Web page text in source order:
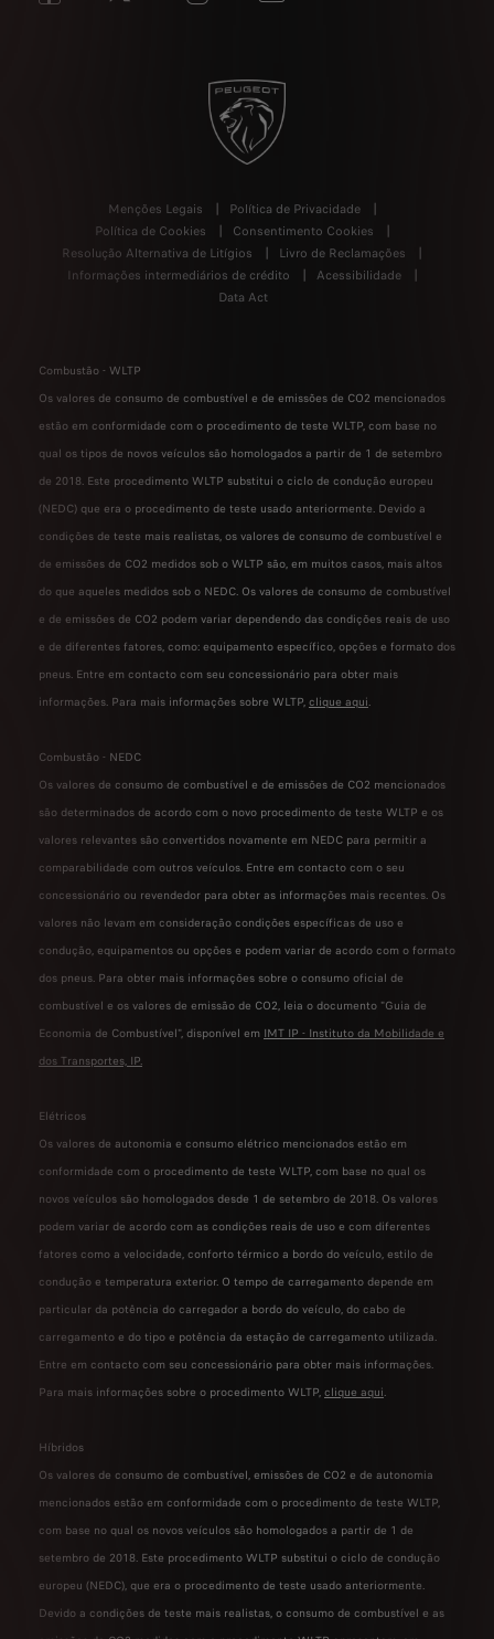
Menções Legais
Política de Privacidade
Política de Cookies
Consentimento Cookies
Resolução Alternativa de Litígios
Livro de Reclamações
Informações intermediários de crédito
Acessibilidade
Data Act
Combustão - WLTP
Os valores de consumo de combustível e de emissões de CO2 mencionados
estão em conformidade com o procedimento de teste WLTP, com base no
qual os tipos de novos veículos são homologados a partir de 1 de setembro
de 2018. Este procedimento WLTP substitui o ciclo de condução europeu
(NEDC) que era o procedimento de teste usado anteriormente. Devido a
condições de teste mais realistas, os valores de consumo de combustível e
de emissões de CO2 medidos sob o WLTP são, em muitos casos, mais altos
do que aqueles medidos sob o NEDC. Os valores de consumo de combustível
e de emissões de CO2 podem variar dependendo das condições reais de uso
e de diferentes fatores, como: equipamento específico, opções e formato dos
pneus. Entre em contacto com seu concessionário para obter mais
informações. Para mais informações sobre WLTP, clique aqui.
Combustão - NEDC
Os valores de consumo de combustível e de emissões de CO2 mencionados
são determinados de acordo com o novo procedimento de teste WLTP e os
valores relevantes são convertidos novamente em NEDC para permitir a
comparabilidade com outros veículos. Entre em contacto com o seu
concessionário ou revendedor para obter as informações mais recentes. Os
valores não levam em consideração condições específicas de uso e
condução, equipamentos ou opções e podem variar de acordo com o formato
dos pneus. Para obter mais informações sobre o consumo oficial de
combustível e os valores de emissão de CO2, leia o documento "Guia de
Economia de Combustível", disponível em IMT IP - Instituto da Mobilidade e
dos Transportes, IP.
Elétricos
Os valores de autonomia e consumo elétrico mencionados estão em
conformidade com o procedimento de teste WLTP, com base no qual os
novos veículos são homologados desde 1 de setembro de 2018. Os valores
podem variar de acordo com as condições reais de uso e com diferentes
fatores como a velocidade, conforto térmico a bordo do veículo, estilo de
condução e temperatura exterior. O tempo de carregamento depende em
particular da potência do carregador a bordo do veículo, do cabo de
carregamento e do tipo e potência da estação de carregamento utilizada.
Entre em contacto com seu concessionário para obter mais informações.
Para mais informações sobre o procedimento WLTP, clique aqui.
Híbridos
Os valores de consumo de combustível, emissões de CO2 e de autonomia
mencionados estão em conformidade com o procedimento de teste WLTP,
com base no qual os novos veículos são homologados a partir de 1 de
setembro de 2018. Este procedimento WLTP substitui o ciclo de condução
europeu (NEDC), que era o procedimento de teste usado anteriormente.
Devido a condições de teste mais realistas, o consumo de combustível e as